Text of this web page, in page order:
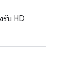
รับ HD